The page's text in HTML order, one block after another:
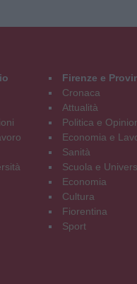
Firenze e
Cronaca
Attualità
Politica e
Economia e
Sanità
Scuola e
Economia
Cultura
Fiorentina
Sport